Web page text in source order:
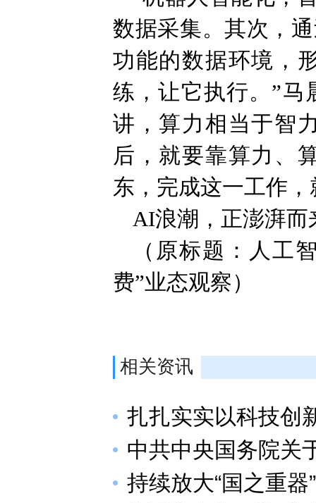
数据采集。其次，
功能的数据环境，
练，让它执行。”马
讲，算力相当于智
后，就要靠算力、
东，完成这一工作
AI浪潮，正澎湃而
（原标题：人
费”业态观察）
相关资讯
扎扎实实以科技创
中共中央国务院关
持续放大“国之重器